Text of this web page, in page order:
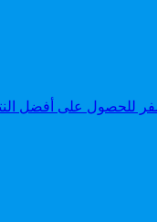
للحصول على أفضل